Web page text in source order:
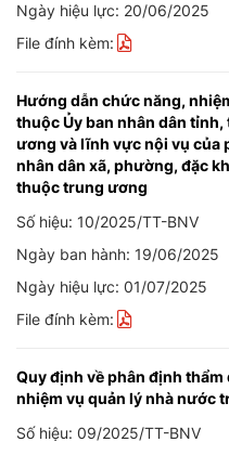
Ngày hiệu lực: 20/06/2025
File đính kèm:
Hướng dẫn chức năng,
thuộc Ủy ban nhân dân
ương và lĩnh vực nội vụ của
nhân dân xã, phường, đặc
thuộc trung ương
Số hiệu: 10/2025/TT-BNV
Ngày ban hành: 19/06/2025
Ngày hiệu lực: 01/07/2025
File đính kèm:
Quy định về phân định
nhiệm vụ quản lý nhà nước
Số hiệu: 09/2025/TT-BNV